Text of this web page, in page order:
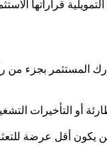
قراراتها
المستثمر بجزء
التأخيرات
أقل عرضة